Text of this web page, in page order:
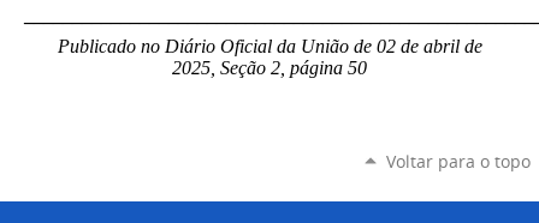
Publicado no Diário Oficial da União de 02 de abrilde
2025, Seção 2, página 50
Voltar para o topo